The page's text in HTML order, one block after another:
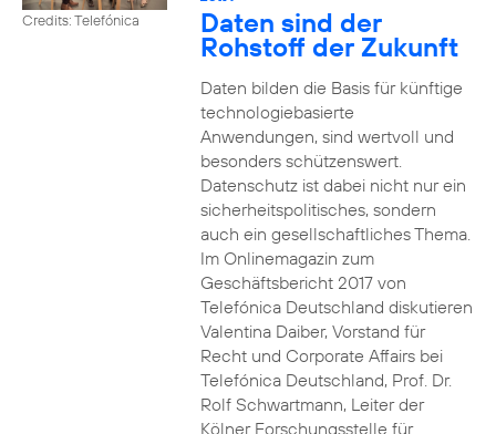
Credits: Telefónica Daten sind der
Rohstoff der Zukunft
Daten bilden die Basis für künftige
technologiebasierte
Anwendungen, sind wertvoll und
besonders schützenswert.
Datenschutz ist dabei nicht nur ein
sicherheitspolitisches, sondern
auch ein gesellschaftliches Thema.
Im Onlinemagazin zum
Geschäftsbericht 2017 von
Telefónica Deutschland diskutieren
Valentina Daiber, Vorstand für
Recht und Corporate Affairs bei
Telefónica Deutschland, Prof. Dr.
Rolf Schwartmann, Leiter der
Kölner Forschungsstelle für